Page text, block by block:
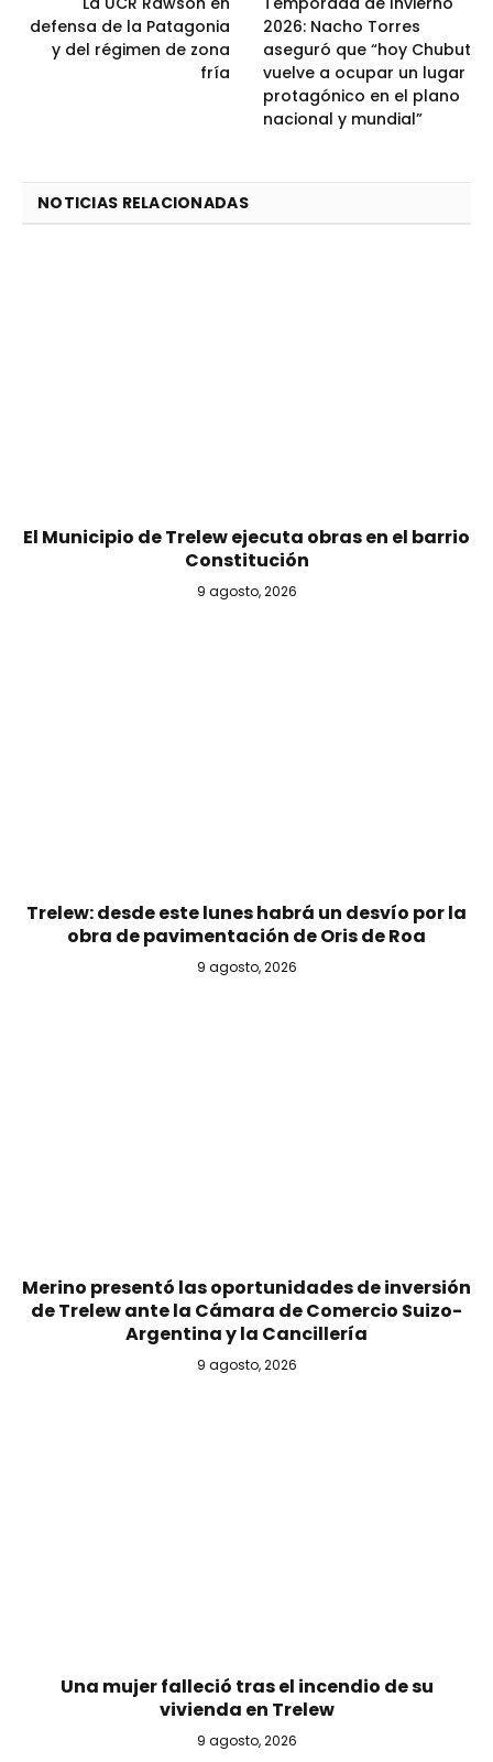
defensa de la Patagonia
y del régimen de zona
fría
2026: Nacho Torres
aseguró que “hoy Chubut
vuelve a ocupar un lugar
protagónico en el plano
nacional y mundial”
NOTICIAS RELACIONADAS
El Municipio de Trelew ejecuta obras en el barrio
Constitución
9 agosto, 2026
Trelew: desde este lunes habrá un desvío por la
obra de pavimentación de Oris de Roa
9 agosto, 2026
Merino presentó las oportunidades de inversión
de Trelew ante la Cámara de Comercio Suizo-
Argentina y la Cancillería
9 agosto, 2026
Una mujer falleció tras el incendio de su
vivienda en Trelew
9 agosto, 2026